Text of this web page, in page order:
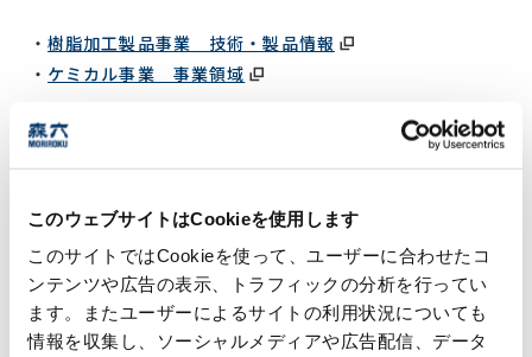
このウェブサイトはCookieを使用します
このサイトではCookieを使って、ユーザーに合わせたコ
ンテンツや広告の表示、トラフィックの分析を行ってい
ます。またユーザーによるサイトの利用状況についても
情報を収集し、ソーシャルメディアや広告配信、データ
樹脂加工製品事業 技術・製品情報
ケミカル事業 事業領域
グループネットワークは？
14カ国64拠点に研究・開発・生産・営業拠点を持ち、世
界中のお客様のニーズに迅速に応えています。
日本、北米、アジアの主要3極でバランスの取れたポート
フォリオを構築しています。